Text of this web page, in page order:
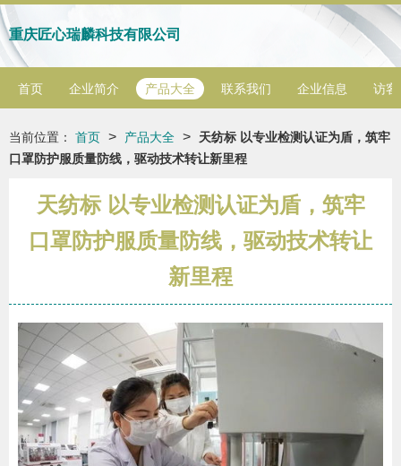
重庆匠心瑞麟科技有限公司
首页 企业简介 产品大全 联系我们 企业信息 访客
当前位置： 首页 > 产品大全 >
天纺标 以专业检测认证为盾，筑牢
口罩防护服质量防线，驱动技术转让新里程
天纺标 以专业检测认证为盾，筑牢
口罩防护服质量防线，驱动技术转让
新里程